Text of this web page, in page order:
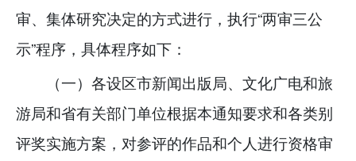
审、集体研究决定的方式进行，执行“两审三公
示”程序，具体程序如下：
（一）各设区市新闻出版局、文化广电和旅
游局和省有关部门单位根据本通知要求和各类别
评奖实施方案，对参评的作品和个人进行资格审